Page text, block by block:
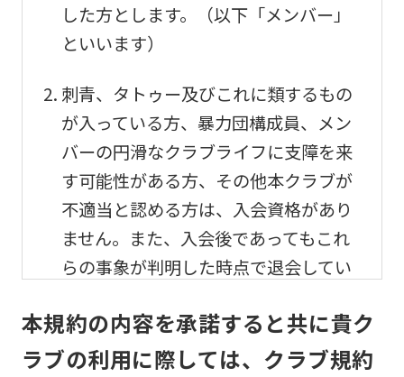
した方とします。（以下「メンバー」
といいます）
刺青、タトゥー及びこれに類するもの
が入っている方、暴力団構成員、メン
バーの円滑なクラブライフに支障を来
す可能性がある方、その他本クラブが
不適当と認める方は、入会資格があり
ません。また、入会後であってもこれ
らの事象が判明した時点で退会してい
メンバーの利用及び事故
本規約の内容を承諾すると共に貴ク
ラブの利用に際しては、クラブ規約